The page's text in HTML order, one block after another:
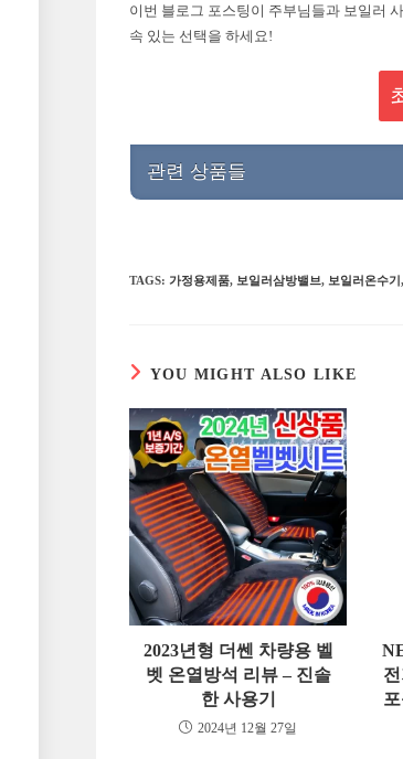
이번 블로그 포스팅이 주부님들과 보일러
속 있는 선택을 하세요!
관련 상품들
TAGS:가정용제품, 보일러삼방밸브, 보일러온수기,
YOU MIGHT ALSO LIKE
2023년형 더쎈 차량용 벨
벳 온열방석 리뷰 – 진솔
한 사용기
2024년 12월 27일